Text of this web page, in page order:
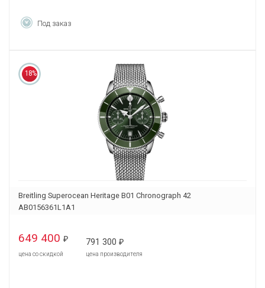
Под заказ
18%
Breitling Superocean Heritage B01 Chronograph 42
AB0156361L1A1
649 400 ₽
цена со скидкой
791 300 ₽
цена производителя